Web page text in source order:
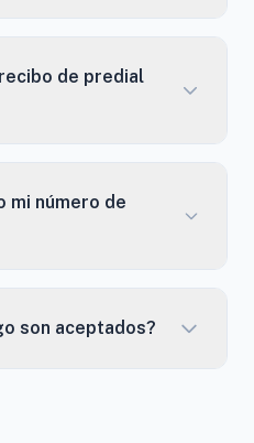
de predial
mi número de
son aceptados?